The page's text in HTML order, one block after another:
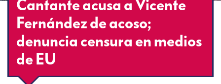
Cantante acusa a Vicente
Fernández de acoso;
denuncia censura en medios
de EU